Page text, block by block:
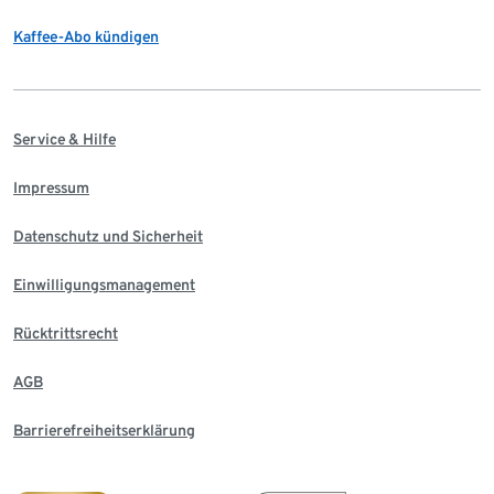
Kaffee-Abo kündigen
Service & Hilfe
Impressum
Datenschutz und Sicherheit
Einwilligungsmanagement
Rücktrittsrecht
AGB
Barrierefreiheitserklärung